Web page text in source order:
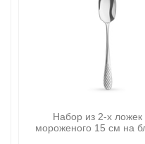
Набор из 2-х ложек
мороженого 15 см на